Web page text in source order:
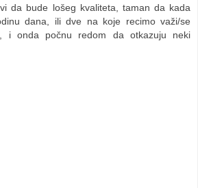
da bude lošeg kvaliteta, taman da kada
dana, ili dve na koje recimo važi/se
i onda počnu redom da otkazuju neki